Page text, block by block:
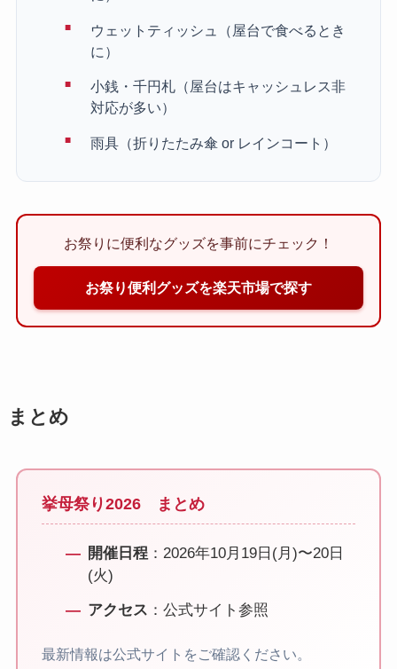
ウェットティッシュ（屋台で食べるとき
に）
小銭・千円札（屋台はキャッシュレス非
対応が多い）
雨具（折りたたみ傘 or レインコート）
お祭りに便利なグッズを事前にチェック！
お祭り便利グッズを楽天市場で探す
まとめ
挙母祭り2026 まとめ
開催日程：2026年10月19日(月)〜20日
(火)
アクセス ：公式サイト参照
最新情報は公式サイトをご確認ください。